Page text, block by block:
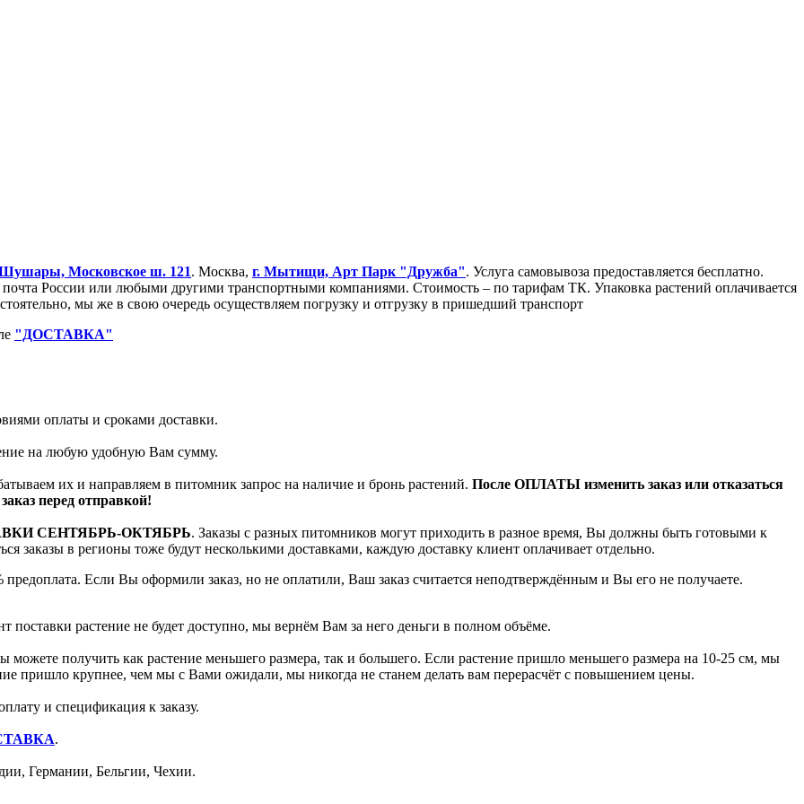
Московское ш. 121. Москва, г. Мытищи, Арт Парк "Дружба". Услуга самовывоза предоставляется бесплатно.
России или любыми другими транспортными компаниями. Стоимость – по тарифам ТК. Упаковка растений оплачивается
мы же в свою очередь осуществляем погрузку и отгрузку в пришедший транспорт
"ДОСТАВКА"
оплаты и сроками доставки.
на любую удобную Вам сумму.
их и направляем в питомник запрос на наличие и бронь растений. После ОПЛАТЫ изменить заказ или отказаться
перед отправкой!
СЕНТЯБРЬ-ОКТЯБРЬ. Заказы с разных питомников могут приходить в разное время, Вы должны быть готовыми к
заказы в регионы тоже будут несколькими доставками, каждую доставку клиент оплачивает отдельно.
предоплата. Если Вы оформили заказ, но не оплатили, Ваш заказ считается неподтверждённым и Вы его не получаете.
растение не будет доступно, мы вернём Вам за него деньги в полном объёме.
получить как растение меньшего размера, так и большего. Если растение пришло меньшего размера на 10-25 см, мы
пришло крупнее, чем мы с Вами ожидали, мы никогда не станем делать вам перерасчёт с повышением цены.
и спецификация к заказу.
.
Германии, Бельгии, Чехии.